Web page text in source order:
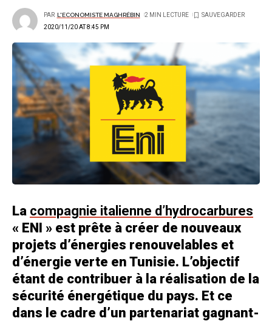
2020/11/20 AT 8:45 PM
PAR L'ECONOMISTE MAGHRÉBIN 2 MIN LECTURE
La compagnie italienne d’hydrocarbures
« ENI » est prête à créer de nouveaux
projets d’énergies renouvelables et
d’énergie verte en Tunisie. L’objectif
étant de contribuer à la réalisation de la
sécurité énergétique du pays. Et ce
dans le cadre d’un partenariat gagnant-